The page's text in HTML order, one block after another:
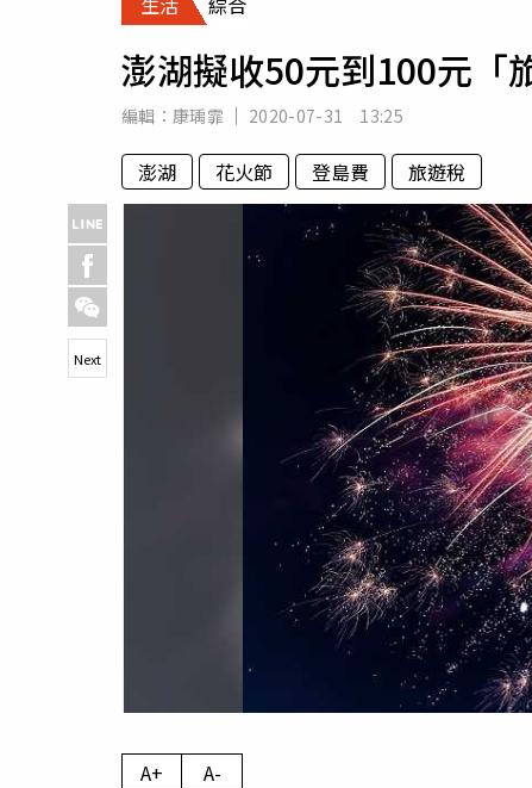
專欄
房產新勢力
澎湖擬收50元到100元
編輯： 康瑀霏 2020-07-31 13:25
澎湖 花火節 登島費 旅遊稅
Next
A+ A-